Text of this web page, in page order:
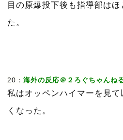
目の原爆投下後も指導部は
た。
20： 海外の反応＠２ろぐちゃんね
私はオッペンハイマーを見
くなった。